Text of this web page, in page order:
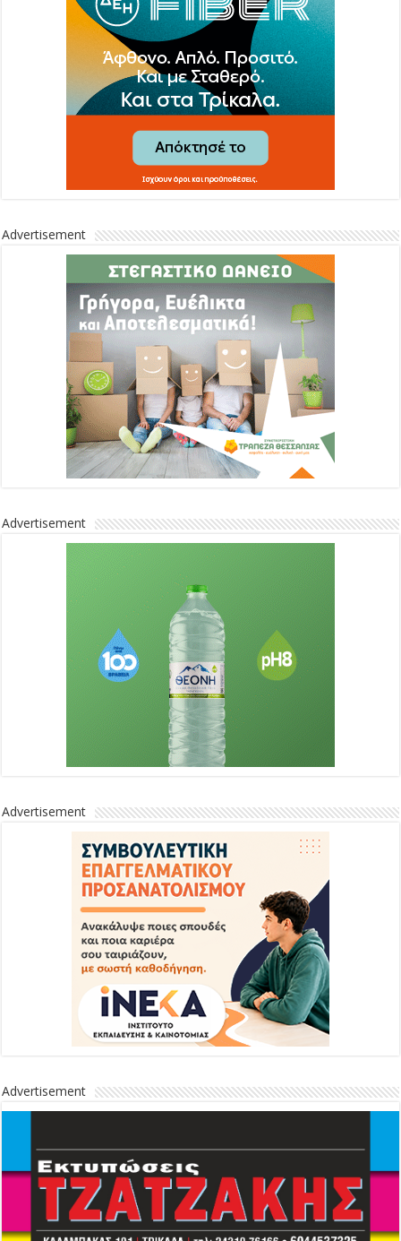
Advertisement
Advertisement
Advertisement
Advertisement